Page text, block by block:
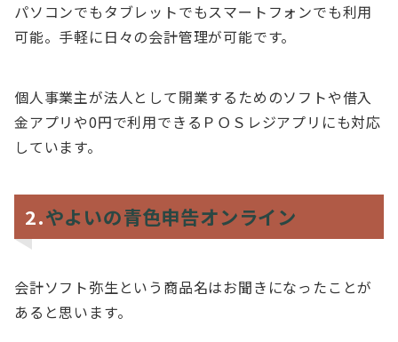
パソコンでもタブレットでもスマートフォンでも利用
可能。手軽に日々の会計管理が可能です。
個人事業主が法人として開業するためのソフトや借入
金アプリや0円で利用できるＰＯＳレジアプリにも対応
しています。
2.やよいの青色申告オンライン
会計ソフト弥生という商品名はお聞きになったことが
あると思います。